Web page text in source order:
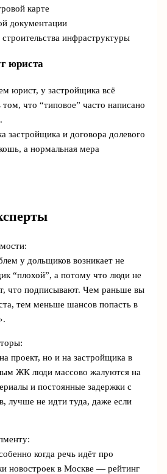
карте
документации
инфраструктуры
юриста
юрист, у застройщика всё
что “типовое” часто написано
застройщика и договора долевого
а нормальная мера
у дольщиков возникает не
“плохой”, а потому что люди не
что подписывают. Чем раньше вы
тем меньше шансов попасть в
проект, но и на застройщика в
ЖК люди массово жалуются на
и постоянные задержки с
лучше не идти туда, даже если
когда речь идёт про
новостроек в Москве — рейтинг